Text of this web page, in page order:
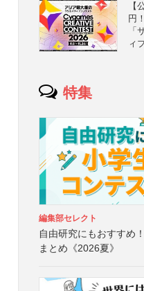
【
円
「
ィ
特集
編集部セレクト
自由研究にもおすすめ
まとめ《2026夏》